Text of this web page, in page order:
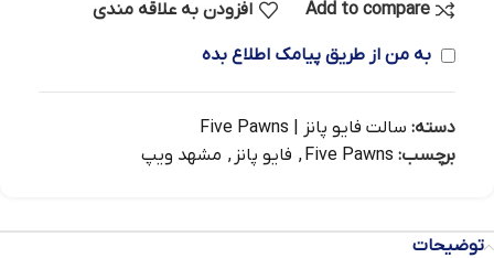
Add to compare
افزودن به علاقه مندی
به من از طریق پیامک اطلاع بده
دسته: سالت فایو پانز | Five Pawns
برچسب: Five Pawns
, فایو پانز , مشهد ویپ
توضیحات